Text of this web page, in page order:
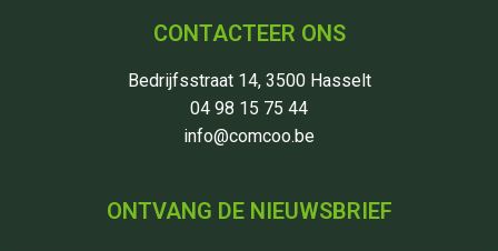
CONTACTEER ONS
Bedrijfsstraat 14, 3500 Hasselt
04 98 15 75 44
info@comcoo.be
ONTVANG DE NIEUWSBRIEF